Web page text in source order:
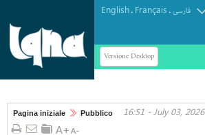
English. Français.فارسی
Versione Desktop
Pagina iniziale Pubblico 16:51 - July 03, 2026